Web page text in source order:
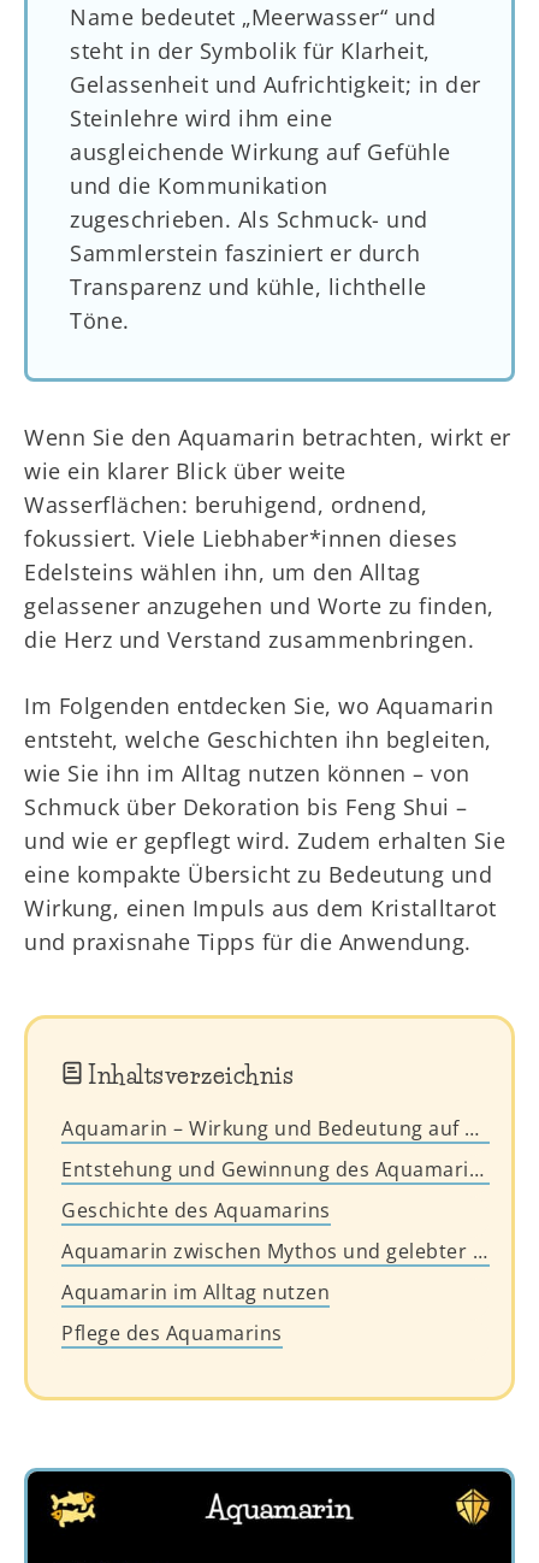
Name bedeutet „Meerwasser“ und
steht in der Symbolik für Klarheit,
Gelassenheit und Aufrichtigkeit; in der
Steinlehre wird ihm eine
ausgleichende Wirkung auf Gefühle
und die Kommunikation
zugeschrieben. Als Schmuck- und
Sammlerstein fasziniert er durch
Transparenz und kühle, lichthelle
Töne.
Wenn Sie den Aquamarin betrachten, wirkt er
wie ein klarer Blick über weite
Wasserflächen: beruhigend, ordnend,
fokussiert. Viele Liebhaber*innen dieses
Edelsteins wählen ihn, um den Alltag
gelassener anzugehen und Worte zu finden,
die Herz und Verstand zusammenbringen.
Im Folgenden entdecken Sie, wo Aquamarin
entsteht, welche Geschichten ihn begleiten,
wie Sie ihn im Alltag nutzen können – von
Schmuck über Dekoration bis Feng Shui –
und wie er gepflegt wird. Zudem erhalten Sie
eine kompakte Übersicht zu Bedeutung und
Wirkung, einen Impuls aus dem Kristalltarot
und praxisnahe Tipps für die Anwendung.
Inhaltsverzeichnis
Aquamarin – Wirkung und Bedeutung auf einen Blick
Entstehung und Gewinnung des Aquamarins
Geschichte des Aquamarins
Aquamarin zwischen Mythos und gelebter Spiritualität
Aquamarin im Alltag nutzen
Pflege des Aquamarins